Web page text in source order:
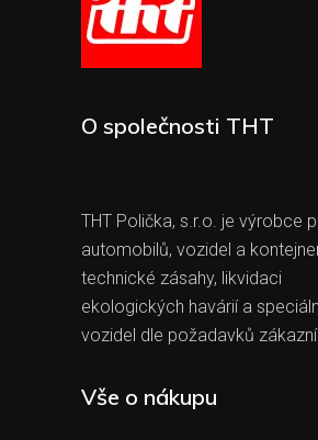
O společnosti THT
THT Polička, s.r.o. je výrobce
automobilů, vozidel a
technické zásahy, likvidaci
ekologických havárií a
vozidel dle požadavků
Vše o nákupu